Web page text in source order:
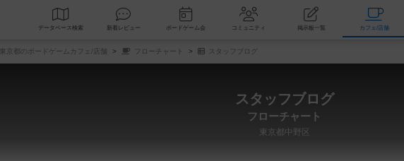
データベース 検索 新着レビュー ボードゲーム会 コミュニティ 掲示板一覧
東京都のボードゲームカフェ/店舗 フローチャート スタッフブログ
スタッフブログ
フローチャート
東京都中野区